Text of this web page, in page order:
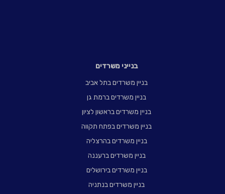
בנייני משרדים
בניין משרדים בתל אביב
בניין משרדים ברמת גן
בניין משרדים בראשון לציון
בניין משרדים בפתח תקווה
בניין משרדים בהרצליה
בניין משרדים ברעננה
בניין משרדים בירושלים
בניין משרדים בנתניה